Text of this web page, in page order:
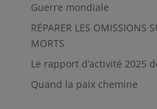
Guerre mondiale
RÉPARER LES OMISSIONS
MORTS
Le rapport d’activité 2025
Quand la paix chemine